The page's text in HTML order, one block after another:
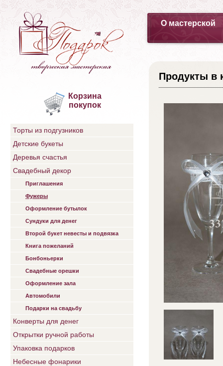
Корзина
покупок
Торты из подгузников
Детские букеты
Деревья счастья
Свадебный декор
Приглашения
Фужеры
Оформление бутылок
Сундуки для денег
Второй букет невесты и подвязка
Книга пожеланий
Бонбоньерки
Свадебные орешки
Оформление зала
Автомобили
Подарки на свадьбу
Конверты для денег
Открытки ручной работы
Упаковка подарков
Небесные фонарики
О мастерской
Продукты в